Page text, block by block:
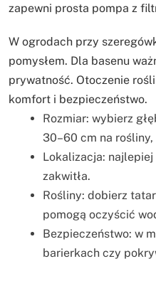
zapewni prosta pompa z
W ogrodach przy
pomysłem. Dla basenu
prywatność. Otoczenie
komfort i bezpieczeństwo.
Rozmiar: wybierz
30–60 cm na rośliny,
Lokalizacja: najlepiej
zakwitła.
Rośliny: dobierz
pomogą oczyścić
Bezpieczeństwo: w
barierkach czy